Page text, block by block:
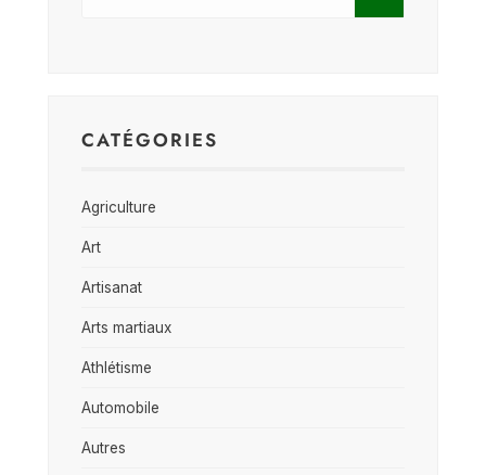
CATÉGORIES
Agriculture
Art
Artisanat
Arts martiaux
Athlétisme
Automobile
Autres